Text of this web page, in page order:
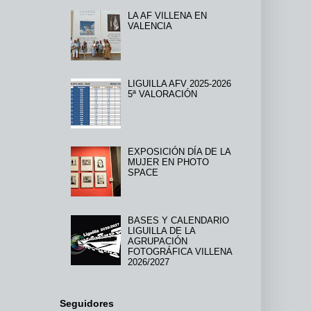
LA AF VILLENA EN
VALENCIA
LIGUILLA AFV 2025-2026
5ª VALORACIÓN
EXPOSICIÓN DÍA DE LA
MUJER EN PHOTO
SPACE
BASES Y CALENDARIO
LIGUILLA DE LA
AGRUPACIÓN
FOTOGRÁFICA VILLENA
2026/2027
Seguidores